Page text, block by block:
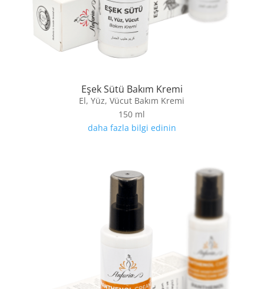
Eşek Sütü Bakım Kremi
El, Yüz, Vücut Bakım Kremi
150 ml
daha fazla bilgi edinin